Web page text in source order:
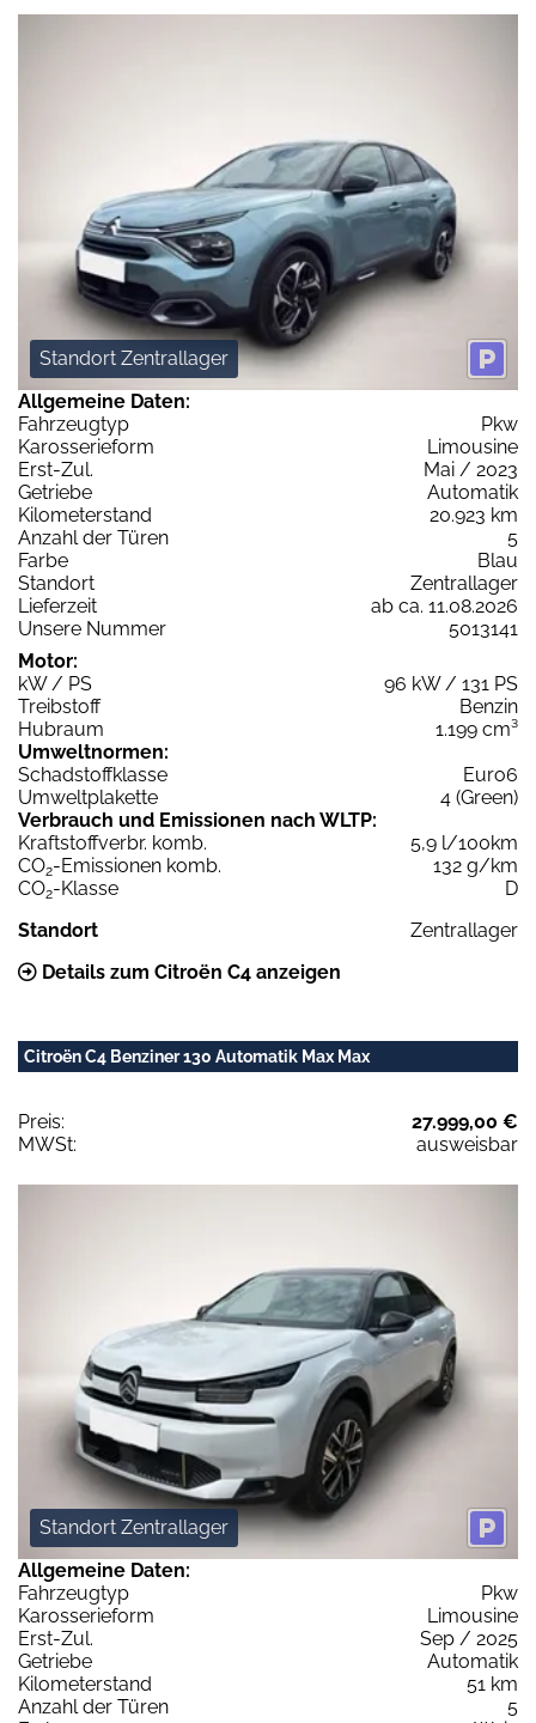
Standort Zentrallager
Allgemeine Daten:
Fahrzeugtyp
Pkw
Karosserieform
Limousine
Erst-Zul.
Mai / 2023
Getriebe
Automatik
Kilometerstand
20.923 km
Anzahl der Türen
5
Farbe
Blau
Standort
Zentrallager
Lieferzeit
ab ca. 11.08.2026
Unsere Nummer
5013141
Motor:
kW / PS
96 kW / 131 PS
Treibstoff
Benzin
Hubraum
1.199 cm³
Umweltnormen:
Schadstoffklasse
Euro6
Umweltplakette
4 (Green)
Verbrauch und Emissionen nach WLTP:
Kraftstoffverbr. komb.
5,9 l/100km
CO2-Emissionen komb.
132 g/km
CO2-Klasse
D
Standort
Zentrallager
Details zum Citroën C4 anzeigen
Citroën C4 Benziner 130 Automatik Max Max
Preis:
27.999,00 €
MWSt:
ausweisbar
Standort Zentrallager
Allgemeine Daten:
Fahrzeugtyp
Pkw
Karosserieform
Limousine
Erst-Zul.
Sep / 2025
Getriebe
Automatik
Kilometerstand
51 km
Anzahl der Türen
5